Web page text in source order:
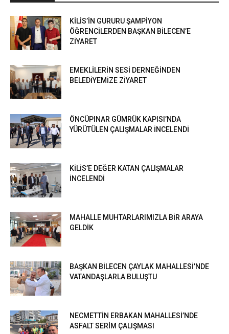
KİLİS’İN GURURU ŞAMPİYON
ÖĞRENCİLERDEN BAŞKAN BİLECEN’E
ZİYARET
EMEKLİLERİN SESİ DERNEĞİNDEN
BELEDİYEMİZE ZİYARET
ÖNCÜPINAR GÜMRÜK KAPISI’NDA
YÜRÜTÜLEN ÇALIŞMALAR İNCELENDİ
KİLİS’E DEĞER KATAN ÇALIŞMALAR
İNCELENDİ
MAHALLE MUHTARLARIMIZLA BİR ARAYA
GELDİK
BAŞKAN BİLECEN ÇAYLAK MAHALLESİ’NDE
VATANDAŞLARLA BULUŞTU
NECMETTİN ERBAKAN MAHALLESİ’NDE
ASFALT SERİM ÇALIŞMASI